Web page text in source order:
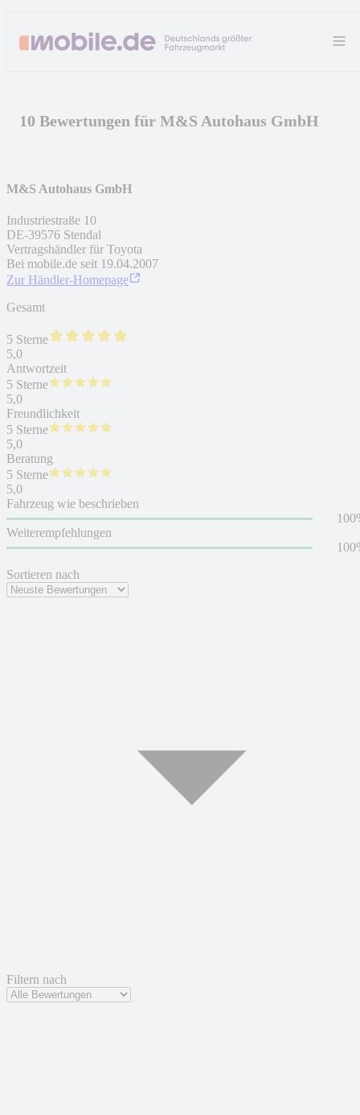
10 Bewertungen für M&S Autohaus GmbH
Sortieren nach
Filtern nach
M&S Autohaus GmbH
Industriestraße 10
DE-39576 Stendal
Vertragshändler für Toyota
Bei mobile.de seit 19.04.2007
Zur Händler-Homepage
Gesamt
5 Sterne
5,0
Antwortzeit
5 Sterne
5,0
Freundlichkeit
5 Sterne
5,0
Beratung
5 Sterne
5,0
Fahrzeug wie beschrieben
Weiterempfehlungen